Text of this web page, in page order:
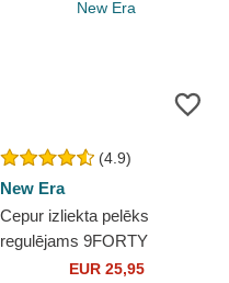
(4.9)
New Era
Cepur izliekta pelēks
regulējams 9FORTY
Essential no New York
EUR 25,95